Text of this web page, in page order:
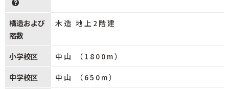
構造および
階数
木造 地上2階建
小学校区 中山 （1800m）
中学校区 中山 （650m）